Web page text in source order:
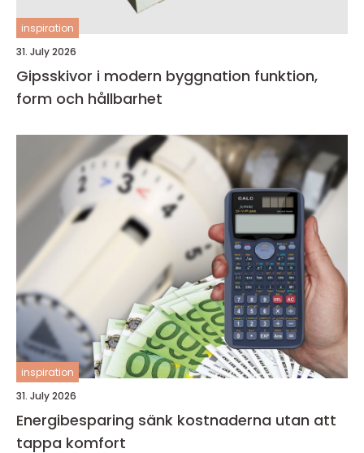
inspiration
31. July 2026
Gipsskivor i modern byggnation funktion,
form och hållbarhet
inspiration
31. July 2026
Energibesparing sänk kostnaderna utan att
tappa komfort